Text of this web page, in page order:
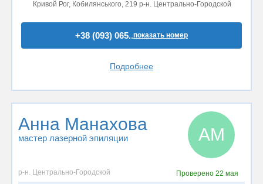
Кривой Рог, Кобилянського, 219 р-н. Центрально-Городской
+38 (093) 065..показать номер
Подробнее
Анна Манахова
мастер лазерной эпиляции АМ
р-н. Центрально-Городской Проверено 22 мая